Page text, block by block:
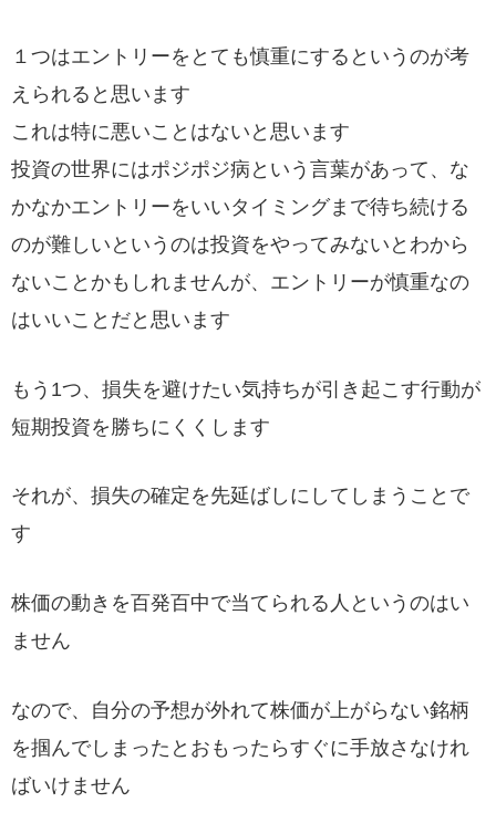
１つはエントリーをとても慎重にするというのが考
えられると思います
これは特に悪いことはないと思います
投資の世界にはポジポジ病という言葉があって、な
かなかエントリーをいいタイミングまで待ち続ける
のが難しいというのは投資をやってみないとわから
ないことかもしれませんが、エントリーが慎重なの
はいいことだと思います
もう1つ、損失を避けたい気持ちが引き起こす行動が
短期投資を勝ちにくくします
それが、損失の確定を先延ばしにしてしまうことで
す
株価の動きを百発百中で当てられる人というのはい
ません
なので、自分の予想が外れて株価が上がらない銘柄
を掴んでしまったとおもったらすぐに手放さなけれ
ばいけません